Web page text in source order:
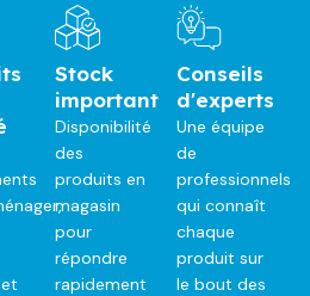
Stock
important
Disponibilité
des
produits en
magasin
pour
répondre
rapidement
Conseils
d'experts
Une équipe
de
professionnels
qui connaît
chaque
produit sur
le bout des